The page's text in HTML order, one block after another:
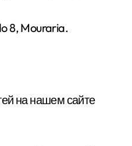
8, Mouraria.
на нашем сайте